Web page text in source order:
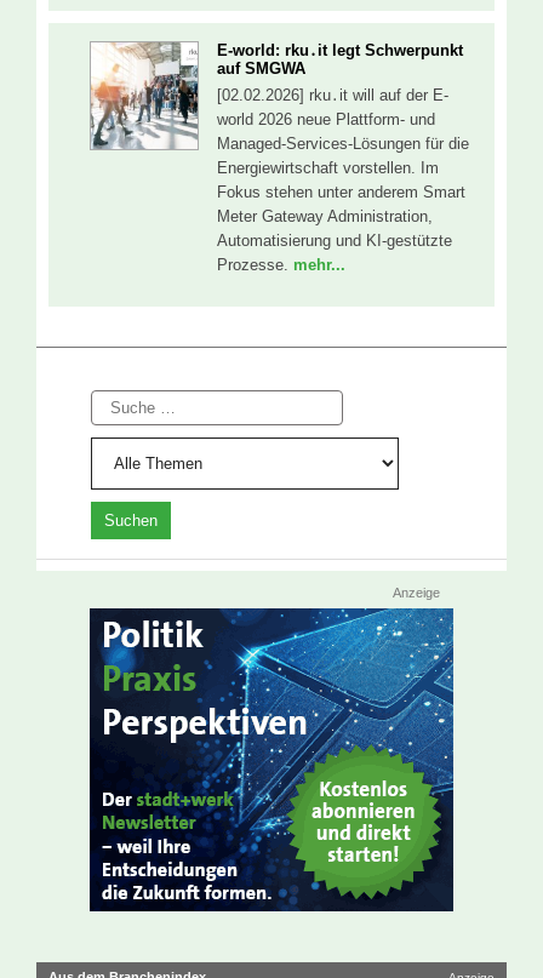
E-world: rku․it legt Schwerpunkt
auf SMGWA
[02.02.2026] rku․it will auf der E-
world 2026 neue Plattform- und
Managed-Services-Lösungen für die
Energiewirtschaft vorstellen. Im
Fokus stehen unter anderem Smart
Meter Gateway Administration,
Automatisierung und KI-gestützte
Prozesse. mehr...
Suche
Anzeige